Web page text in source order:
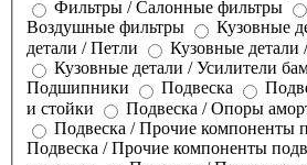
Фильтры / Салонные фильтры
Воздушные фильтры
Кузовные
детали / Петли
Кузовные детали
Кузовные детали / Усилители
Подшипники
Подвеска
и стойки
Подвеска / Опоры
Подвеска / Прочие компоненты
Подвеска / Прочие компоненты